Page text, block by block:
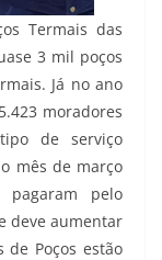
Termais das
3 mil poços
Já no ano
moradores
de serviço
mês de março
pagaram pelo
deve aumentar
de Poços estão